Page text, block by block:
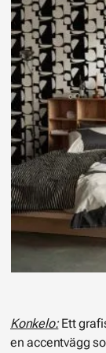
Konkelo:Ett
en accentvägg